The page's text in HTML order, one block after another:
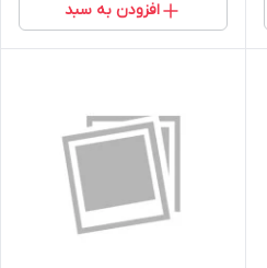
افزودن به سبد